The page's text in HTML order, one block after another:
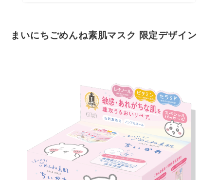
まいにちごめんね素肌マスク 限定デザイン